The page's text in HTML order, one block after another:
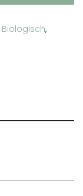
Biologisch,